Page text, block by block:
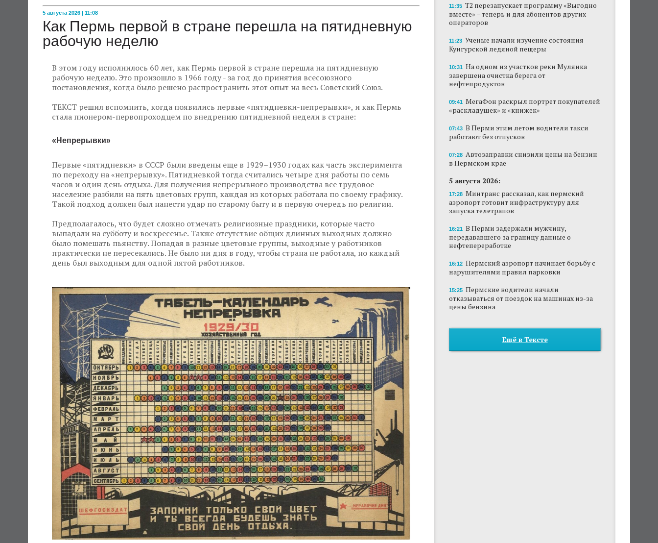
5 августа 2026 | 11:08
Как Пермь первой в стране перешла на пятидневную
рабочую неделю
В этом году исполнилось 60 лет, как Пермь первой в стране перешла на пятидневную
рабочую неделю. Это произошло в 1966 году - за год до принятия всесоюзного
постановления, когда было решено распространить этот опыт на весь Советский Союз.
ТЕКСТ решил вспомнить, когда появились первые «пятидневки-непрерывки», и как Пермь
стала пионером-первопроходцем по внедрению пятидневной недели в стране:
«Непрерывки»
Первые «пятидневки» в СССР были введены еще в 1929–1930 годах как часть эксперимента
по переходу на «непрерывку». Пятидневкой тогда считались четыре дня работы по семь
часов и один день отдыха. Для получения непрерывного производства все трудовое
население разбили на пять цветовых групп, каждая из которых работала по своему графику.
Такой подход должен был нанести удар по старому быту и в первую очередь по религии.
Предполагалось, что будет сложно отмечать религиозные праздники, которые часто
выпадали на субботу и воскресенье. Также отсутствие общих длинных выходных должно
было помешать пьянству. Попадая в разные цветовые группы, выходные у работников
практически не пересекались. Не было ни дня в году, чтобы страна не работала, но каждый
день был выходным для одной пятой работников.
11:35 Т2 перезапускает программу «Выгодно
вместе» – теперь и для абонентов других
операторов
11:23 Ученые начали изучение состояния
Кунгурской ледяной пещеры
10:31 На одном из участков реки Мулянка
завершена очистка берега от
нефтепродуктов
09:41 МегаФон раскрыл портрет покупателей
«раскладушек» и «книжек»
07:43 В Перми этим летом водители такси
работают без отпусков
07:28 Автозаправки снизили цены на бензин
в Пермском крае
5 августа 2026:
17:28 Минтранс рассказал, как пермский
аэропорт готовит инфраструктуру для
запуска телетрапов
16:21 В Перми задержали мужчину,
передававшего за границу данные о
нефтепереработке
16:12 Пермский аэропорт начинает борьбу с
нарушителями правил парковки
15:25 Пермские водители начали
отказываться от поездок на машинах из-за
цены бензина
Ещё в Тексте